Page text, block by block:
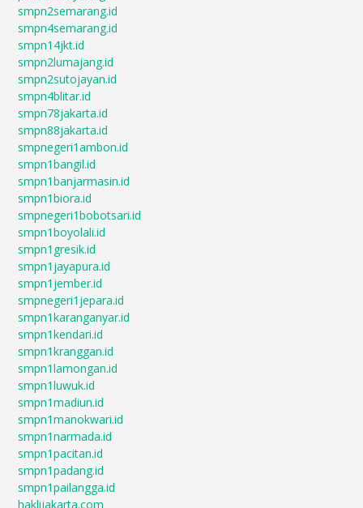
smpn2semarang.id
smpn4semarang.id
smpn14jkt.id
smpn2lumajang.id
smpn2sutojayan.id
smpn4blitar.id
smpn78jakarta.id
smpn88jakarta.id
smpnegeri1ambon.id
smpn1bangil.id
smpn1banjarmasin.id
smpn1biora.id
smpnegeri1bobotsari.id
smpn1boyolali.id
smpn1gresik.id
smpn1jayapura.id
smpn1jember.id
smpnegeri1jepara.id
smpn1karanganyar.id
smpn1kendari.id
smpn1kranggan.id
smpn1lamongan.id
smpn1luwuk.id
smpn1madiun.id
smpn1manokwari.id
smpn1narmada.id
smpn1pacitan.id
smpn1padang.id
smpn1pailangga.id
haklijakarta.com